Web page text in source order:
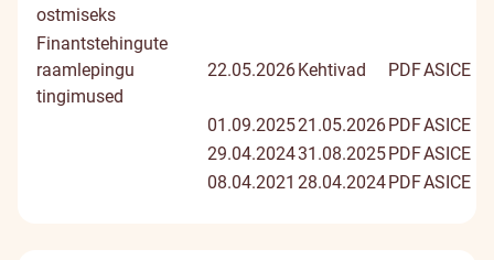
ostmiseks
Finantstehingute
raamlepingu
tingimused
22.05.2026Kehtivad PDFASICE
01.09.202521.05.2026PDFASICE
29.04.202431.08.2025PDFASICE
08.04.2021 28.04.2024PDFASICE